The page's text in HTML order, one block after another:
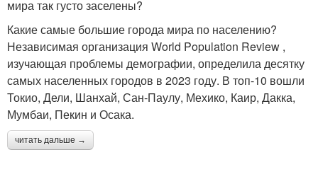
мира так густо заселены?
Какие самые большие города мира по населению?
Независимая организация World Population Review ,
изучающая проблемы демографии, определила десятку
самых населенных городов в 2023 году. В топ-10 вошли
Токио, Дели, Шанхай, Сан-Паулу, Мехико, Каир, Дакка,
Мумбаи, Пекин и Осака.
читать дальше →